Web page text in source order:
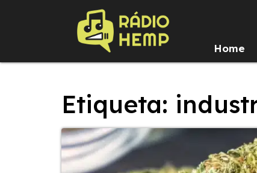
Home
Etiqueta: